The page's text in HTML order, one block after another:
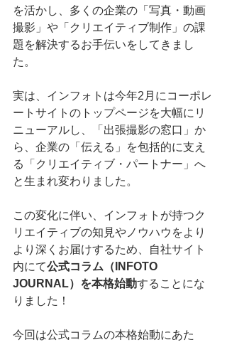
を活かし、多くの企業の「写真・動画
撮影」や「クリエイティブ制作」の課
題を解決するお手伝いをしてきまし
た。
実は、インフォトは今年2月にコーポレ
ートサイトのトップページを大幅にリ
ニューアルし、「出張撮影の窓口」か
ら、企業の「伝える」を包括的に支え
る「クリエイティブ・パートナー」へ
と生まれ変わりました。
この変化に伴い、インフォトが持つク
リエイティブの知見やノウハウをより
より深くお届けするため、自社サイト
内にて公式コラム（INFOTO
JOURNAL）を本格始動することにな
りました！
今回は公式コラムの本格始動にあた